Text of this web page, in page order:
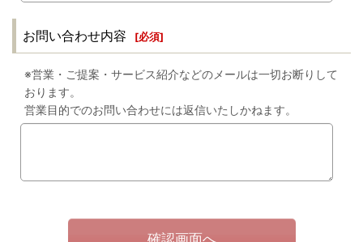
お問い合わせ内容 [必須]
※営業・ご提案・サービス紹介などのメールは一切お断りして
おります。
営業目的でのお問い合わせには返信いたしかねます。
確認画面へ